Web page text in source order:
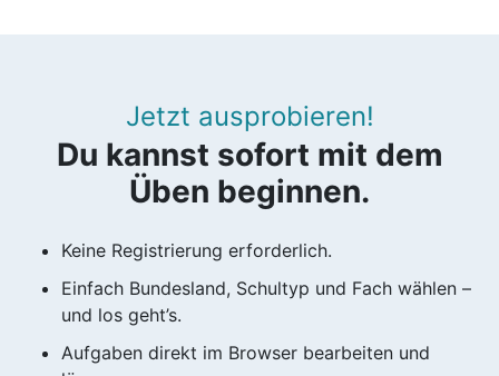
Jetzt ausprobieren!
Du kannst sofort mit dem
Üben beginnen.
Keine Registrierung erforderlich.
Einfach Bundesland, Schultyp und Fach wählen –
und los geht’s.
Aufgaben direkt im Browser bearbeiten und